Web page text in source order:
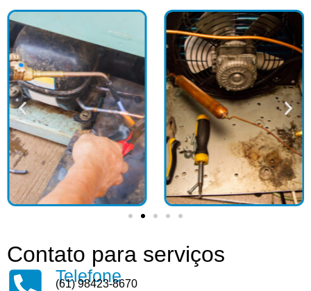
Contato para serviços
Telefone
(61) 98423-8670